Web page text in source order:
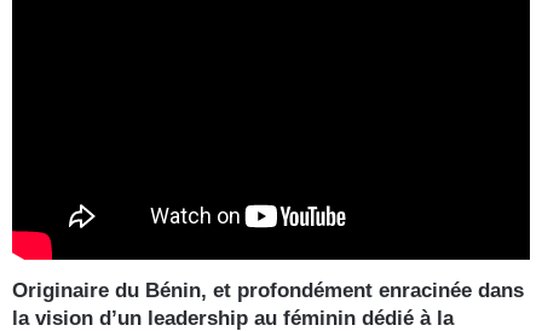
Originaire du Bénin, et profondément enracinée dans
la vision d’un leadership au féminin dédié à la